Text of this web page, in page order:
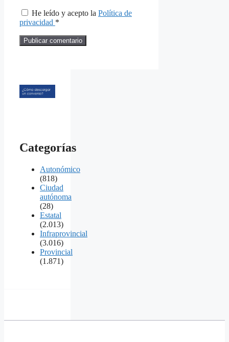
He leído y acepto la Política de
privacidad *
Categorías
Autonómico
(818)
Ciudad
autónoma
(28)
Estatal
(2.013)
Infraprovincial
(3.016)
Provincial
(1.871)